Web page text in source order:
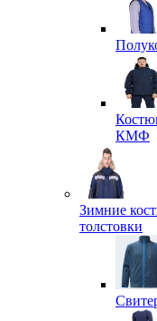
КМФ
Зимние
толстовки